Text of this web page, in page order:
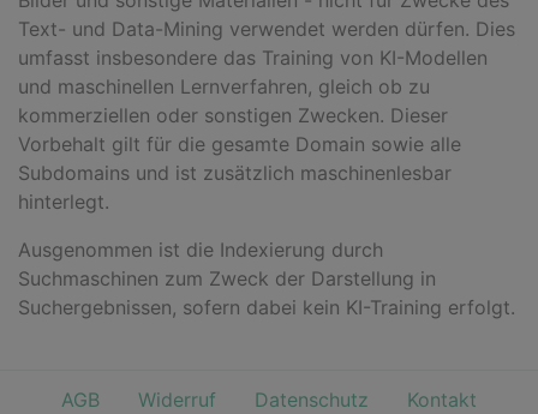
Text- und Data-Mining verwendet werden dürfen. Dies
umfasst insbesondere das Training von KI-Modellen
und maschinellen Lernverfahren, gleich ob zu
kommerziellen oder sonstigen Zwecken. Dieser
Vorbehalt gilt für die gesamte Domain sowie alle
Subdomains und ist zusätzlich maschinenlesbar
hinterlegt.
Ausgenommen ist die Indexierung durch
Suchmaschinen zum Zweck der Darstellung in
Suchergebnissen, sofern dabei kein KI-Training erfolgt.
AGB Widerruf Datenschutz
Kontakt